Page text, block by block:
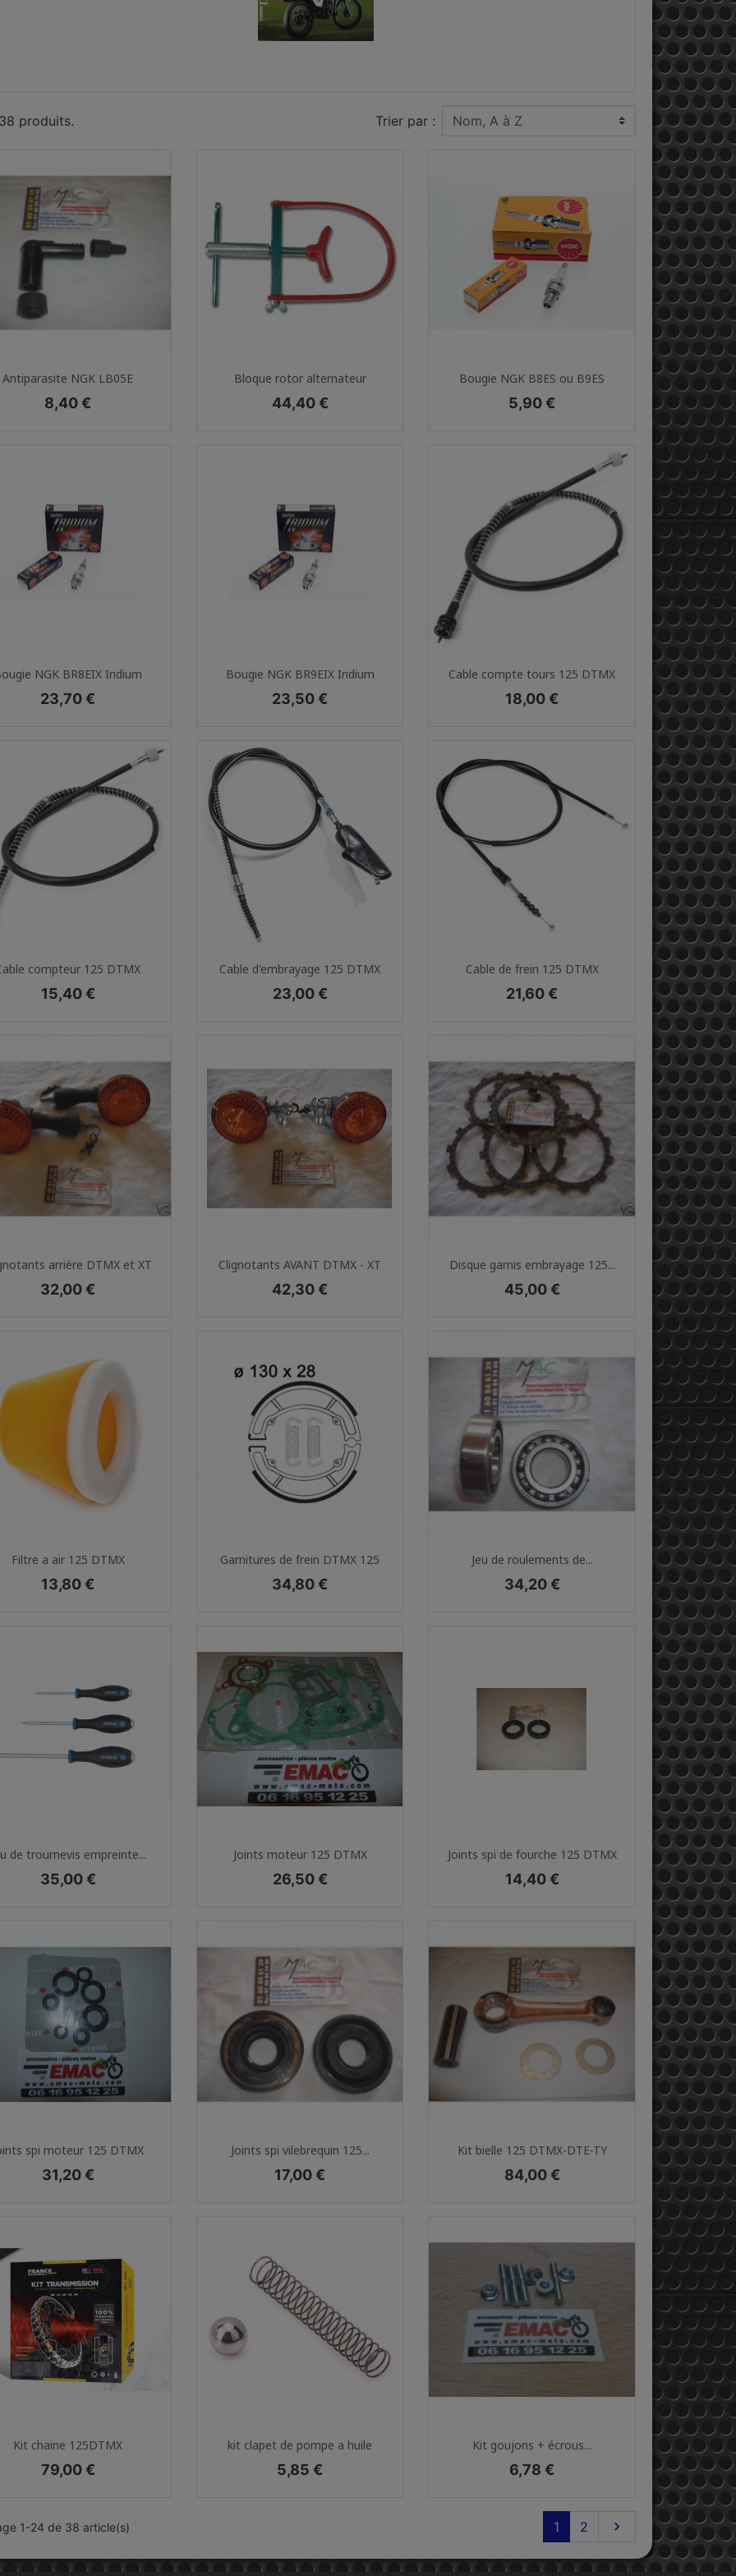
produits. Trier par :
 Aperçu rapide
Antiparasite NGK LB05E
Prix
8,40 €
Aperçu rapide
Bloque rotor alternateur
Prix
44,40 €
Aperçu rapide
Bougie NGK B8ES ou B9ES
Prix
5,90 €
 Aperçu rapide
NGK BR8EIX Iridium
Prix
23,70 €
Aperçu rapide
Bougie NGK BR9EIX Iridium
Prix
23,50 €
Aperçu rapide
Cable compte tours 125 DTMX
Prix
18,00 €
 Aperçu rapide
compteur 125 DTMX
Prix
15,40 €
Aperçu rapide
Cable d'embrayage 125 DTMX
Prix
23,00 €
 Aperçu rapide
Cable de frein 125 DTMX
Prix
21,60 €
 Aperçu rapide
arrière DTMX et XT
Prix
32,00 €
 Aperçu rapide
Clignotants AVANT DTMX - XT
Prix
42,30 €
Aperçu rapide
Disque garnis embrayage 125...
Prix
45,00 €
Aperçu rapide
Filtre a air 125 DTMX
Prix
13,80 €
 Aperçu rapide
Garnitures de frein DTMX 125
Prix
34,80 €
Aperçu rapide
Jeu de roulements de...
Prix
34,20 €
 Aperçu rapide
de trournevis empreinte...
Prix
35,00 €
 Aperçu rapide
Joints moteur 125 DTMX
Prix
26,50 €
Aperçu rapide
Joints spi de fourche 125 DTMX
Prix
14,40 €
 Aperçu rapide
spi moteur 125 DTMX
Prix
31,20 €
 Aperçu rapide
Joints spi vilebrequin 125...
Prix
17,00 €
 Aperçu rapide
Kit bielle 125 DTMX-DTE-TY
Prix
84,00 €
Aperçu rapide
Kit chaine 125DTMX
Prix
79,00 €
 Aperçu rapide
kit clapet de pompe a huile
Prix
5,85 €
 Aperçu rapide
Kit goujons + écrous...
Prix
6,78 €
1-24 de 38 article(s) 1 2 Suivant
